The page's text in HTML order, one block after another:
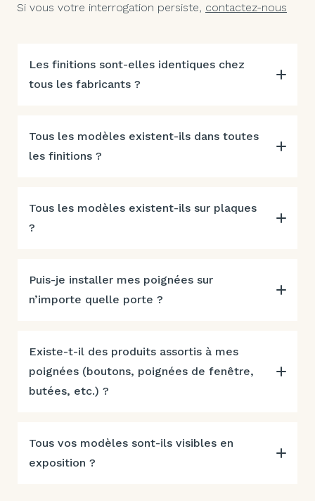
Si vous votre interrogation persiste, contactez-nous
Les finitions sont-elles identiques chez
tous les fabricants ?
Tous les modèles existent-ils dans toutes
les finitions ?
Tous les modèles existent-ils sur plaques
?
Puis-je installer mes poignées sur
n’importe quelle porte ?
Existe-t-il des produits assortis à mes
poignées (boutons, poignées de fenêtre,
butées, etc.) ?
Tous vos modèles sont-ils visibles en
exposition ?